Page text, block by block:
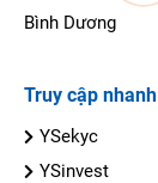
Bình Dương
Truy cập nhanh
YSekyc
YSinvest